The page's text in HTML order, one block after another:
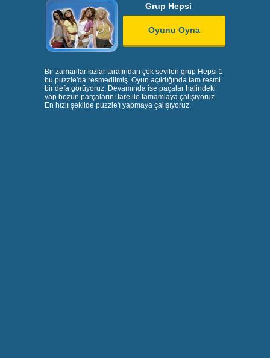
Grup Hepsi
Oyunu Oyna
Bir zamanlar kızlar tarafından çok sevilen grup Hepsi 1
bu puzzle'da resmedilmiş. Oyun açıldığında tam resmi
bir defa görüyoruz. Devamında ise paçalar halindeki
yap bozun parçalarını fare ile tamamlaya çalışıyoruz.
En hızlı şekilde puzzle'ı yapmaya çalışıyoruz.